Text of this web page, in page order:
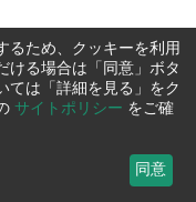
るため、クッキーを利用
ける場合は「同意」ボタ
ては「詳細を見る」をク
サイトポリシー をご確
同意